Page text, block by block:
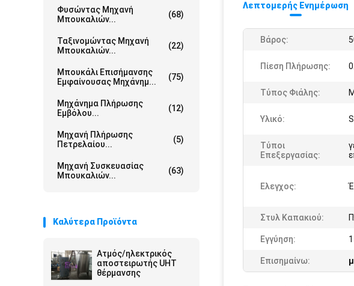
Φυσώντας Μηχανή
Μπουκαλιών...
(68)
Ταξινομώντας Μηχανή
Μπουκαλιών...
(22)
Μπουκάλι Επισήμανσης
Εμφαίνουσας Μηχάνημ...
(75)
Μηχάνημα Πλήρωσης
Εμβόλου...
(12)
Μηχανή Πλήρωσης
Πετρελαίου...
(5)
Μηχανή Συσκευασίας
Μπουκαλιών...
(63)
Καλύτερα Προϊόντα
Ατμός/ηλεκτρικός
αποστειρωτής UHT
θέρμανσης
Λεπτομερής Ενημέρωση
Βάρος:
Πίεση Πλήρωσης:
Τύπος Φιάλης:
Υλικό:
Τύποι
Επεξεργασίας:
Ελεγχος:
Στυλ Καπακιού:
Εγγύηση:
Επισημαίνω: